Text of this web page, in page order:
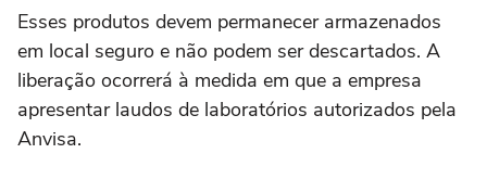
Esses produtos devem permanecer armazenados
em local seguro e não podem ser descartados. A
liberação ocorrerá à medida em que a empresa
apresentar laudos de laboratórios autorizados pela
Anvisa.